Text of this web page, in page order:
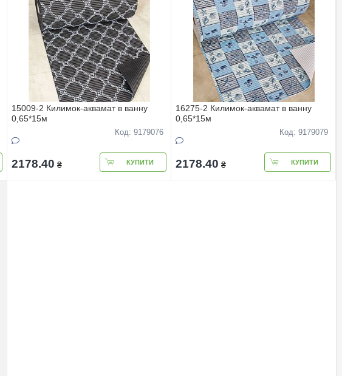
15009-2 Килимок-аквамат в ванну
0,65*15м
Код: 9179076
2178.40 ₴ КУПИТИ
16275-2 Килимок-аквамат в ванну
0,65*15м
Код: 9179079
2178.40 ₴ КУПИТИ